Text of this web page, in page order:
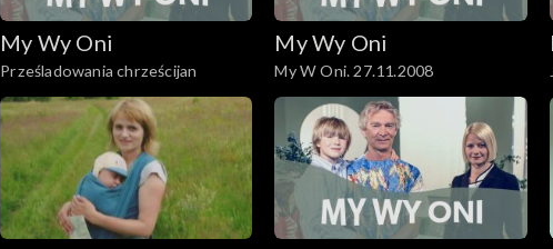
My Wy Oni
Prześladowania chrześcijan
My Wy Oni
My W Oni. 27.11.2008